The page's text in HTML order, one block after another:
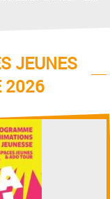
JEUNES
2026